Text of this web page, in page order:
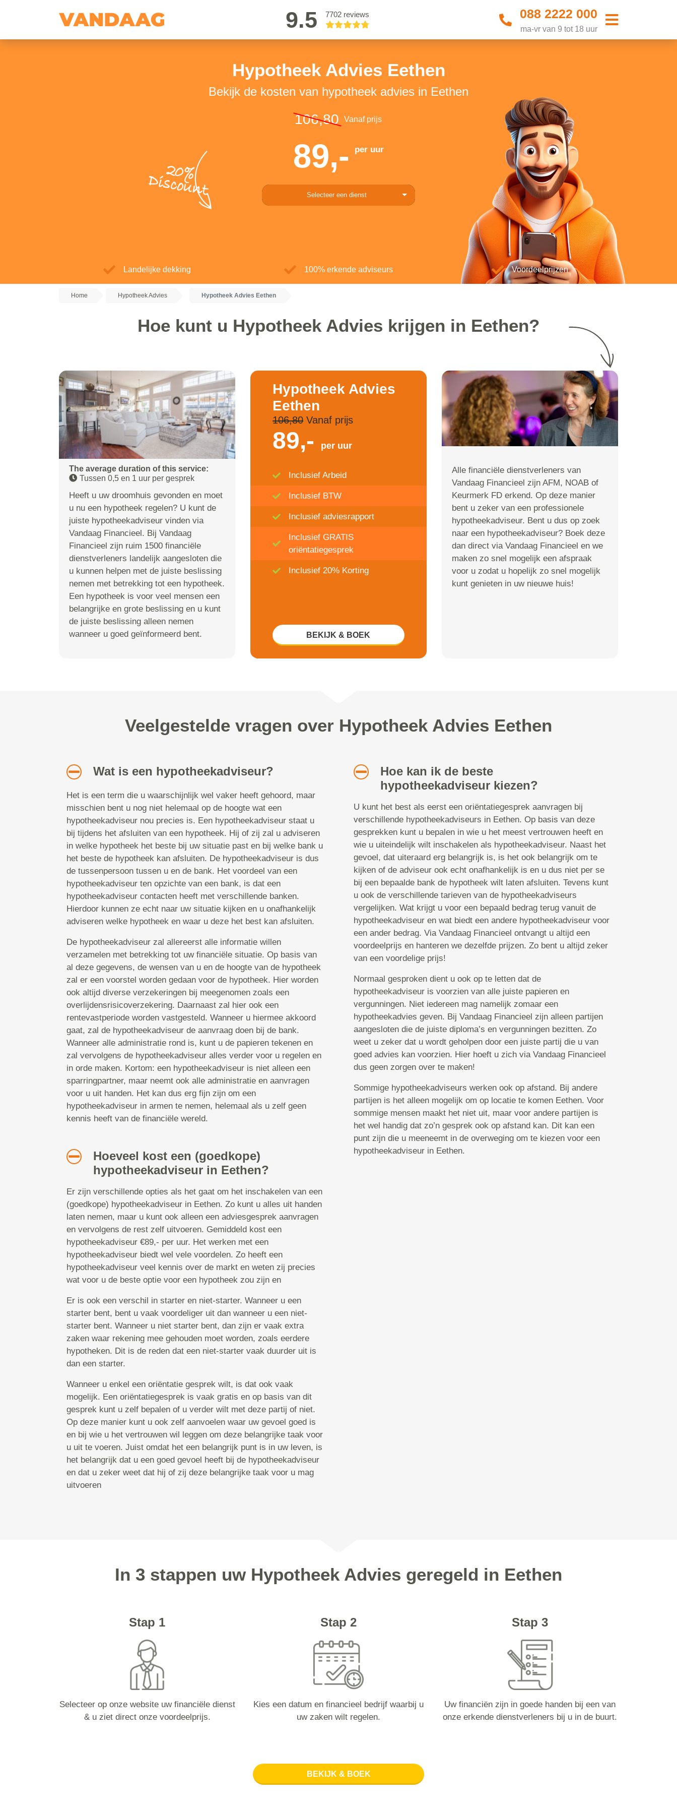
9.5 7702 reviews 088 2222 000
ma-vr van 9 tot 18 uur
Hypotheek Advies Eethen
Bekijk de kosten van hypotheek advies in Eethen
20%
Discount
106,80 Vanaf prijs
89,- per uur
Selecteer een dienst
Landelijke dekking 100% erkende adviseurs Voordeelprijzen
Home Hypotheek Advies Hypotheek Advies Eethen
Hoe kunt u Hypotheek Advies krijgen in Eethen?
The average duration of this service:
Tussen 0,5 en 1 uur per gesprek
Heeft u uw droomhuis gevonden en moet
u nu een hypotheek regelen? U kunt de
juiste hypotheekadviseur vinden via
Vandaag Financieel. Bij Vandaag
Financieel zijn ruim 1500 financiële
dienstverleners landelijk aangesloten die
u kunnen helpen met de juiste beslissing
nemen met betrekking tot een hypotheek.
Een hypotheek is voor veel mensen een
belangrijke en grote beslissing en u kunt
de juiste beslissing alleen nemen
wanneer u goed geïnformeerd bent.
Hypotheek Advies
Eethen
106,80Vanaf prijs
89,- per uur
Inclusief Arbeid
Inclusief BTW
Inclusief adviesrapport
Inclusief GRATIS
oriëntatiegesprek
Inclusief 20% Korting
BEKIJK & BOEK
Alle financiële dienstverleners van
Vandaag Financieel zijn AFM, NOAB of
Keurmerk FD erkend. Op deze manier
bent u zeker van een professionele
hypotheekadviseur. Bent u dus op zoek
naar een hypotheekadviseur? Boek deze
dan direct via Vandaag Financieel en we
maken zo snel mogelijk een afspraak
voor u zodat u hopelijk zo snel mogelijk
kunt genieten in uw nieuwe huis!
Veelgestelde vragen over Hypotheek Advies Eethen
Wat is een hypotheekadviseur?
Het is een term die u waarschijnlijk wel vaker heeft gehoord, maar
misschien bent u nog niet helemaal op de hoogte wat een
hypotheekadviseur nou precies is. Een hypotheekadviseur staat u
bij tijdens het afsluiten van een hypotheek. Hij of zij zal u adviseren
in welke hypotheek het beste bij uw situatie past en bij welke bank u
het beste de hypotheek kan afsluiten. De hypotheekadviseur is dus
de tussenpersoon tussen u en de bank. Het voordeel van een
hypotheekadviseur ten opzichte van een bank, is dat een
hypotheekadviseur contacten heeft met verschillende banken.
Hierdoor kunnen ze echt naar uw situatie kijken en u onafhankelijk
adviseren welke hypotheek en waar u deze het best kan afsluiten.
De hypotheekadviseur zal allereerst alle informatie willen
verzamelen met betrekking tot uw financiële situatie. Op basis van
al deze gegevens, de wensen van u en de hoogte van de hypotheek
zal er een voorstel worden gedaan voor de hypotheek. Hier worden
ook altijd diverse verzekeringen bij meegenomen zoals een
overlijdensrisicoverzekering. Daarnaast zal hier ook een
rentevastperiode worden vastgesteld. Wanneer u hiermee akkoord
gaat, zal de hypotheekadviseur de aanvraag doen bij de bank.
Wanneer alle administratie rond is, kunt u de papieren tekenen en
zal vervolgens de hypotheekadviseur alles verder voor u regelen en
in orde maken. Kortom: een hypotheekadviseur is niet alleen een
sparringpartner, maar neemt ook alle administratie en aanvragen
voor u uit handen. Het kan dus erg fijn zijn om een
hypotheekadviseur in armen te nemen, helemaal als u zelf geen
kennis heeft van de financiële wereld.
Hoeveel kost een (goedkope)
hypotheekadviseur in Eethen?
Er zijn verschillende opties als het gaat om het inschakelen van een
(goedkope) hypotheekadviseur in Eethen. Zo kunt u alles uit handen
laten nemen, maar u kunt ook alleen een adviesgesprek aanvragen
en vervolgens de rest zelf uitvoeren. Gemiddeld kost een
hypotheekadviseur €89,- per uur. Het werken met een
hypotheekadviseur biedt wel vele voordelen. Zo heeft een
hypotheekadviseur veel kennis over de markt en weten zij precies
wat voor u de beste optie voor een hypotheek zou zijn en
Er is ook een verschil in starter en niet-starter. Wanneer u een
starter bent, bent u vaak voordeliger uit dan wanneer u een niet-
starter bent. Wanneer u niet starter bent, dan zijn er vaak extra
zaken waar rekening mee gehouden moet worden, zoals eerdere
hypotheken. Dit is de reden dat een niet-starter vaak duurder uit is
dan een starter.
Wanneer u enkel een oriëntatie gesprek wilt, is dat ook vaak
mogelijk. Een oriëntatiegesprek is vaak gratis en op basis van dit
gesprek kunt u zelf bepalen of u verder wilt met deze partij of niet.
Op deze manier kunt u ook zelf aanvoelen waar uw gevoel goed is
en bij wie u het vertrouwen wil leggen om deze belangrijke taak voor
u uit te voeren. Juist omdat het een belangrijk punt is in uw leven, is
het belangrijk dat u een goed gevoel heeft bij de hypotheekadviseur
en dat u zeker weet dat hij of zij deze belangrijke taak voor u mag
uitvoeren
Hoe kan ik de beste
hypotheekadviseur kiezen?
U kunt het best als eerst een oriëntatiegesprek aanvragen bij
verschillende hypotheekadviseurs in Eethen. Op basis van deze
gesprekken kunt u bepalen in wie u het meest vertrouwen heeft en
wie u uiteindelijk wilt inschakelen als hypotheekadviseur. Naast het
gevoel, dat uiteraard erg belangrijk is, is het ook belangrijk om te
kijken of de adviseur ook echt onafhankelijk is en u dus niet per se
bij een bepaalde bank de hypotheek wilt laten afsluiten. Tevens kunt
u ook de verschillende tarieven van de hypotheekadviseurs
vergelijken. Wat krijgt u voor een bepaald bedrag terug vanuit de
hypotheekadviseur en wat biedt een andere hypotheekadviseur voor
een ander bedrag. Via Vandaag Financieel ontvangt u altijd een
voordeelprijs en hanteren we dezelfde prijzen. Zo bent u altijd zeker
van een voordelige prijs!
Normaal gesproken dient u ook op te letten dat de
hypotheekadviseur is voorzien van alle juiste papieren en
vergunningen. Niet iedereen mag namelijk zomaar een
hypotheekadvies geven. Bij Vandaag Financieel zijn alleen partijen
aangesloten die de juiste diploma’s en vergunningen bezitten. Zo
weet u zeker dat u wordt geholpen door een juiste partij die u van
goed advies kan voorzien. Hier hoeft u zich via Vandaag Financieel
dus geen zorgen over te maken!
Sommige hypotheekadviseurs werken ook op afstand. Bij andere
partijen is het alleen mogelijk om op locatie te komen Eethen. Voor
sommige mensen maakt het niet uit, maar voor andere partijen is
het wel handig dat zo’n gesprek ook op afstand kan. Dit kan een
punt zijn die u meeneemt in de overweging om te kiezen voor een
hypotheekadviseur in Eethen.
In 3 stappen uw Hypotheek Advies geregeld in Eethen
Stap 1
Selecteer op onze website uw financiële dienst
& u ziet direct onze voordeelprijs.
Stap 2
Kies een datum en financieel bedrijf waarbij u
uw zaken wilt regelen.
Stap 3
Uw financiën zijn in goede handen bij een van
onze erkende dienstverleners bij u in de buurt.
BEKIJK & BOEK